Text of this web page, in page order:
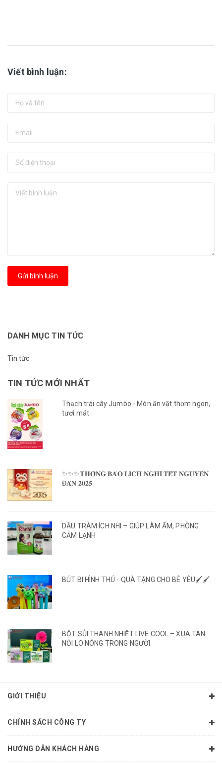
Viết bình luận:
Gửi bình luận
DANH MỤC TIN TỨC
Tin tức
TIN TỨC MỚI NHẤT
Thạch trái cây Jumbo - Món ăn vặt thơm ngon,
tươi mát
✨✨✨𝐓𝐇𝐎̂𝐍𝐆 𝐁𝐀́𝐎 𝐋𝐈̣𝐂𝐇 𝐍𝐆𝐇𝐈̉ 𝐓𝐄̂́𝐓 𝐍𝐆𝐔𝐘𝐄̂𝐍
Đ𝐀́𝐍 𝟐𝟎𝟐𝟓
DẦU TRÀM ÍCH NHI – GIÚP LÀM ẤM, PHÒNG
CẢM LẠNH
BÚT BI HÌNH THÚ - QUÀ TẶNG CHO BÉ YÊU🖌️🖌️
BỘT SỦI THANH NHIỆT LIVE COOL – XUA TAN
NỖI LO NÓNG TRONG NGƯỜI
GIỚI THIỆU
CHÍNH SÁCH CÔNG TY
HƯỚNG DẪN KHÁCH HÀNG